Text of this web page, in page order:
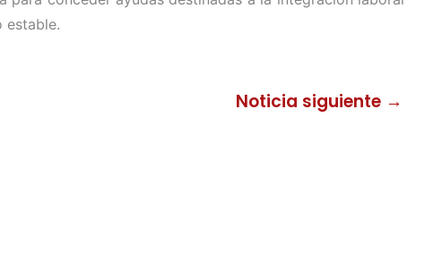
estable.
Noticia siguiente →